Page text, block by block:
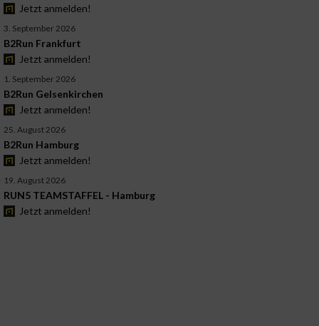
Jetzt anmelden!
3. September 2026
B2Run Frankfurt
Jetzt anmelden!
1. September 2026
B2Run Gelsenkirchen
Jetzt anmelden!
25. August 2026
B2Run Hamburg
Jetzt anmelden!
19. August 2026
RUN5 TEAMSTAFFEL - Hamburg
Jetzt anmelden!